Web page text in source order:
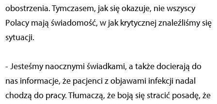
obostrzenia. Tymczasem, jak się okazuje, nie wszyscy
Polacy mają świadomość, w jak krytycznej znaleźliśmy się
sytuacji.
- Jesteśmy naocznymi świadkami, a także docierają do
nas informacje, że pacjenci z objawami infekcji nadal
chodzą do pracy. Tłumaczą, że boją się stracić posadę, że